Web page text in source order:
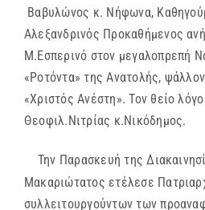
Βαβυλώνος κ. Νήφωνα,
Αλεξανδρινός Προκαθήμενος
Μ.Εσπερινό στον μεγαλοπρεπή
«Ροτόντα» της Ανατολής,
«Χριστός Ανέστη». Τον θείο
Θεοφιλ.Νιτρίας κ.Νικόδημος.
Την Παρασκευή της
Μακαριώτατος ετέλεσε
συλλειτουργούντων των